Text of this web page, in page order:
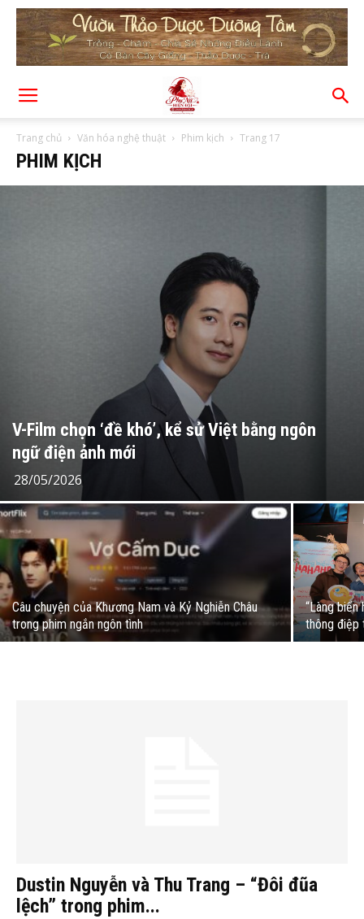
Trang chủ Văn hóa nghệ thuật Phim kịch Trang 17
PHIM KỊCH
V-Film chọn ‘đề khó’, kể sử Việt bằng ngôn
ngữ điện ảnh mới
28/05/2026
Câu chuyện của Khương Nam và Kỷ Nghiễn Châu
trong phim ngắn ngôn tình
“Làng biển
thông điệp
Dustin Nguyễn và Thu Trang – “Đôi đũa
lệch” trong phim...